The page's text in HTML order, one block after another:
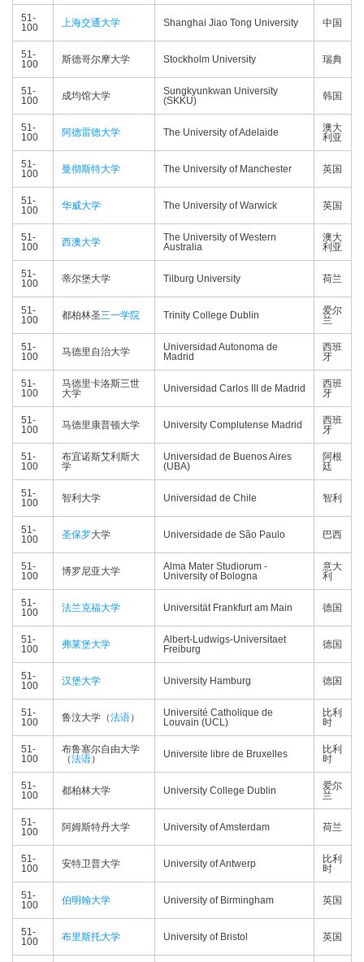
51-
100
上海交通大学 Shanghai Jiao Tong University 中国
51-
100
斯德哥尔摩大学 Stockholm University 瑞典
51-
100
成均馆大学
Sungkyunkwan University
(SKKU)
韩国
51-
100
阿德雷德大学 The University of Adelaide
澳大
利亚
51-
100
曼彻斯特大学 The University of Manchester 英国
51-
100
华威大学 The University of Warwick 英国
51-
100
西澳大学
The University of Western
Australia
澳大
利亚
51-
100
蒂尔堡大学 Tilburg University 荷兰
51-
100
都柏林圣三一学院 Trinity College Dublin
爱尔
兰
51-
100
马德里自治大学
Universidad Autonoma de
Madrid
西班
牙
51-
100
马德里卡洛斯三世
大学
Universidad Carlos III de Madrid
西班
牙
51-
100
马德里康普顿大学 University Complutense Madrid
西班
牙
51-
100
布宜诺斯艾利斯大
学
Universidad de Buenos Aires
(UBA)
阿根
廷
51-
100
智利大学 Universidad de Chile 智利
51-
100
圣保罗大学 Universidade de São Paulo 巴西
51-
100
博罗尼亚大学
Alma Mater Studiorum -
University of Bologna
意大
利
51-
100
法兰克福大学 Universität Frankfurt am Main 德国
51-
100
弗莱堡大学
Albert-Ludwigs-Universitaet
Freiburg
德国
51-
100
汉堡大学 University Hamburg 德国
51-
100
鲁汶大学（法语）
Université Catholique de
Louvain (UCL)
比利
时
51-
100
布鲁塞尔自由大学
（法语） Universite libre de Bruxelles
比利
时
51-
100
都柏林大学 University College Dublin
爱尔
兰
51-
100
阿姆斯特丹大学 University of Amsterdam 荷兰
51-
100
安特卫普大学 University of Antwerp
比利
时
51-
100
伯明翰大学 University of Birmingham 英国
51-
100
布里斯托大学 University of Bristol 英国